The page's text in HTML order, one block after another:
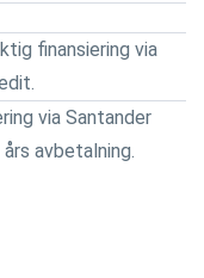
finansiering via
via Santander
avbetalning.